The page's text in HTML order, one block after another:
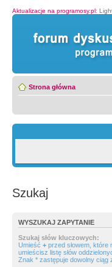
Aktualizacje na programosy.pl:
Strona główna
Szukaj
WYSZUKAJ ZAPYTANIE
Szukaj słów kluczowych:
Umieść + przed słowem, które
umieścisz listę słów
Znak * zastępuje dowolny ciąg